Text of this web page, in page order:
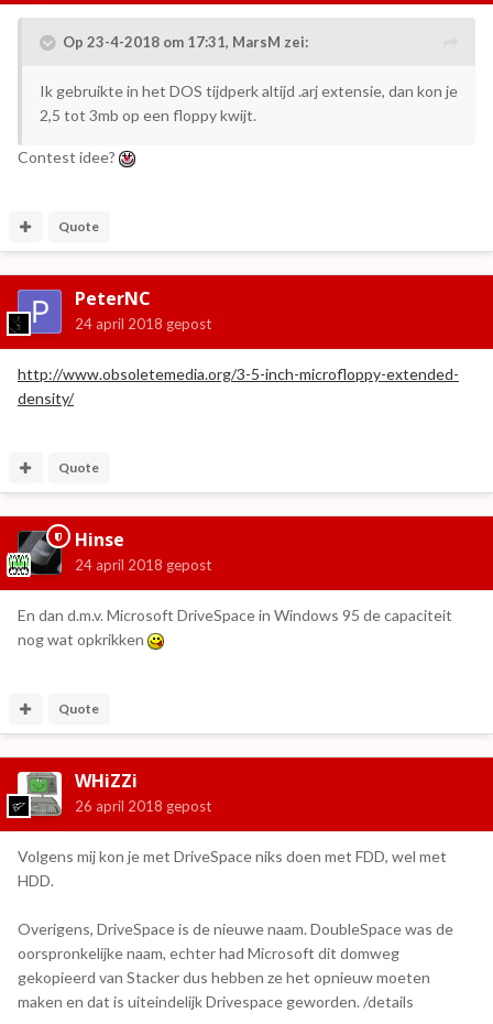
Op 23-4-2018 om 17:31, MarsM zei:
Ik gebruikte in het DOS tijdperk altijd .arj extensie, dan kon je
2,5 tot 3mb op een floppy kwijt.
Contest idee?
Quote
PeterNC
24 april 2018 gepost
http://www.obsoletemedia.org/3-5-inch-microfloppy-extended-
density/
Quote
Hinse
24 april 2018 gepost
En dan d.m.v. Microsoft DriveSpace in Windows 95 de capaciteit
nog wat opkrikken
Quote
WHiZZi
26 april 2018 gepost
Volgens mij kon je met DriveSpace niks doen met FDD, wel met
HDD.
Overigens, DriveSpace is de nieuwe naam. DoubleSpace was de
oorspronkelijke naam, echter had Microsoft dit domweg
gekopieerd van Stacker dus hebben ze het opnieuw moeten
maken en dat is uiteindelijk Drivespace geworden. /details